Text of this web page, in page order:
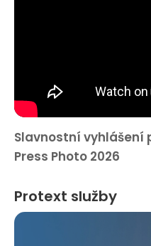
Slavnostní vyhlášení
Press Photo 2026
Protext služby